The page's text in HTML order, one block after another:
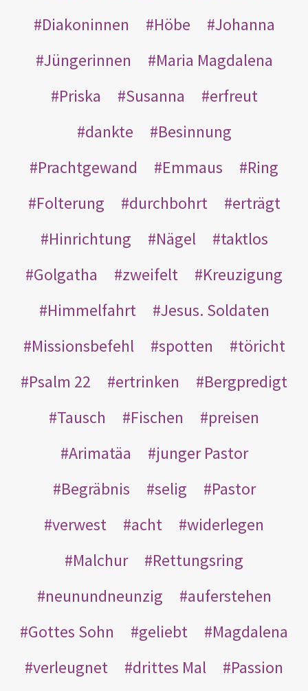
Diakoninnen
Höbe
Johanna
Jüngerinnen
Maria Magdalena
Priska
Susanna
erfreut
dankte
Besinnung
Prachtgewand
Emmaus
Ring
Folterung
durchbohrt
erträgt
Hinrichtung
Nägel
taktlos
Golgatha
zweifelt
Kreuzigung
Himmelfahrt
Jesus. Soldaten
Missionsbefehl
spotten
töricht
Psalm 22
ertrinken
Bergpredigt
Tausch
Fischen
preisen
Arimatäa
junger Pastor
Begräbnis
selig
Pastor
verwest
acht
widerlegen
Malchur
Rettungsring
neunundneunzig
auferstehen
Gottes Sohn
geliebt
Magdalena
verleugnet
drittes Mal
Passion